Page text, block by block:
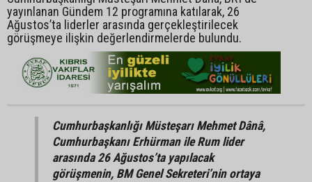
yayınlanan Gündem 12 programına katılarak, 26
Ağustos’ta liderler arasında gerçekleştirilecek
görüşmeye ilişkin değerlendirmelerde bulundu.
Cumhurbaşkanlığı Müsteşarı Mehmet Dânâ,
Cumhurbaşkanı Erhürman ile Rum lider
arasında 26 Ağustos’ta yapılacak
görüşmenin, BM Genel Sekreteri’nin ortaya